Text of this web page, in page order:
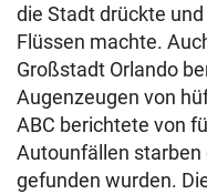
die Stadt drückte
Flüssen machte.
Großstadt Orlando
Augenzeugen von
ABC berichtete von
Autounfällen starben
gefunden wurden.